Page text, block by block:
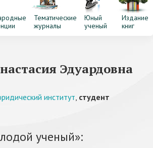
Тематические
журналы
Юный
ученый
Издание
книг
Эдуардовна
институт, студент
ученый»: